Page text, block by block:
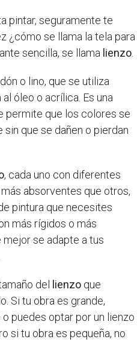
pintar, seguramente te
¿cómo se llama la tela para
sencilla, se llama lienzo
o lino, que se utiliza
óleo o acrílica. Es una
permite que los colores se
que se dañen o pierdan
, cada uno con diferentes
absorventes que otros,
pintura que necesites
más rígidos o más
se adapte a tus
del lienzo que
Si tu obra es grande,
puedes optar por un lienzo
si tu obra es pequeña, no